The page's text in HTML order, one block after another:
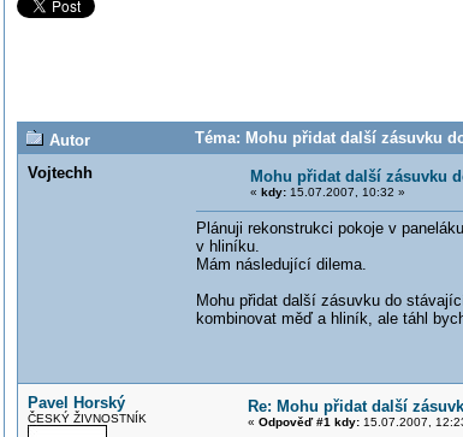
Autor
Téma: Mohu přidat další zásuvku
Vojtechh
Mohu přidat další zásuvku
« kdy:15.07.2007, 10:32 »
Plánuji rekonstrukci pokoje v
v hliníku.
Mám následující dilema.
Mohu přidat další zásuvku do
kombinovat měď a hliník, ale táhl
Pavel Horský
ČESKÝ ŽIVNOSTNÍK
Re: Mohu přidat další
« Odpověď #1 kdy:15.07.2007,